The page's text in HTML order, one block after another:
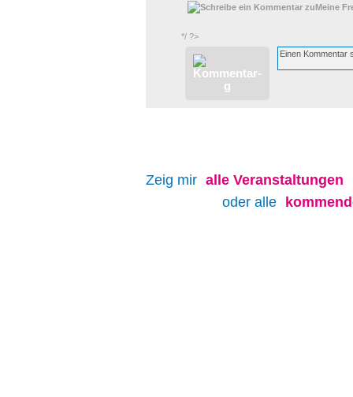
*/ ?>
Zeig mir alle Veranstaltungen
oder alle